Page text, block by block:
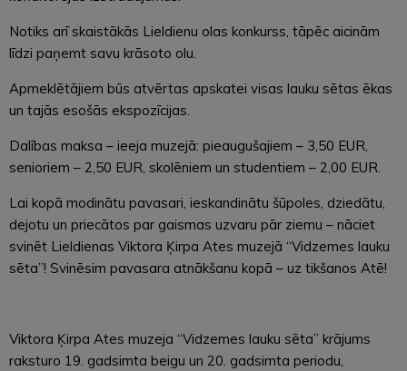
Notiks arī skaistākās Lieldienu olas konkurss, tāpēc aicinām
līdzi paņemt savu krāsoto olu.
Apmeklētājiem būs atvērtas apskatei visas lauku sētas ēkas
un tajās esošās ekspozīcijas.
Dalības maksa – ieeja muzejā: pieaugušajiem – 3,50 EUR,
senioriem – 2,50 EUR, skolēniem un studentiem – 2,00 EUR.
Lai kopā modinātu pavasari, ieskandinātu šūpoles, dziedātu,
dejotu un priecātos par gaismas uzvaru pār ziemu – nāciet
svinēt Lieldienas Viktora Ķirpa Ates muzejā “Vidzemes lauku
sēta”! Svinēsim pavasara atnākšanu kopā – uz tikšanos Atē!
Viktora Ķirpa Ates muzeja “Vidzemes lauku sēta” krājums
raksturo 19. gadsimta beigu un 20. gadsimta periodu,